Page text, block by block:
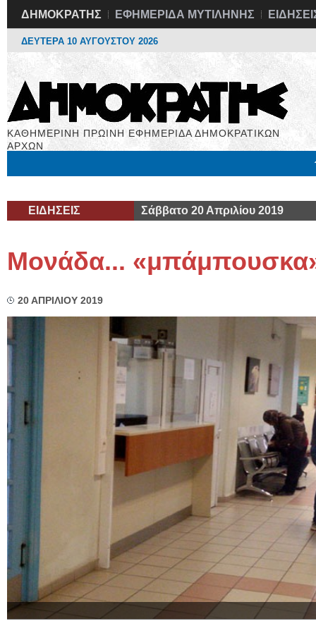
ΔΗΜΟΚΡΑΤΗΣ ΕΦΗΜΕΡΙΔΑ ΜΥΤΙΛΗΝΗΣ
ΔΕΥΤΕΡΑ 10 ΑΥΓΟΥΣΤΟΥ 2026
ΚΑΘΗΜΕΡΙΝΗ ΠΡΩΙΝΗ ΕΦΗΜΕΡΙΔΑ ΔΗΜΟΚΡΑΤΙΚΩΝ
ΑΡΧΩΝ
ΕΙΔΗΣΕΙΣ Σάββατο 20 Απριλίου 2019
Μονάδα...
20 ΑΠΡΙΛΙΟΥ 2019